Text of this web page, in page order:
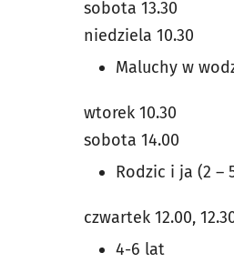
sobota 13.30
niedziela 10.30
Maluchy w
wtorek 10.30
sobota 14.00
Rodzic i ja (2 –
czwartek 12.00,
4-6 lat